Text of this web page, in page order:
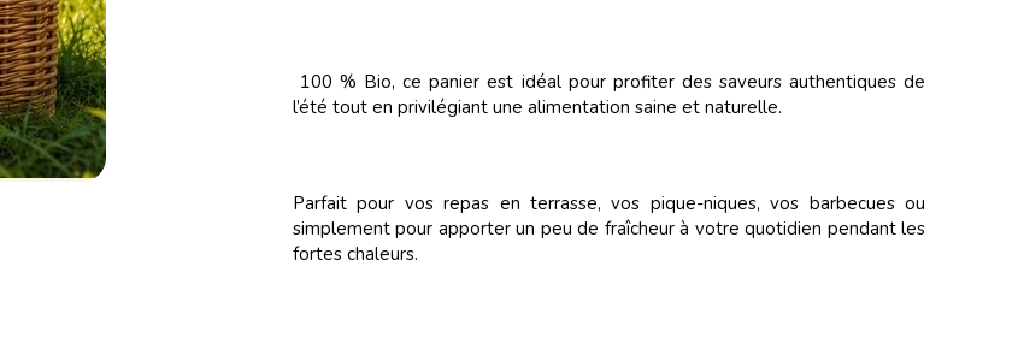
100 % Bio, ce panier est idéal pour profiter des saveurs authentiques de
l’été tout en privilégiant une alimentation saine et naturelle.
Parfait pour vos repas en terrasse, vos pique-niques, vos barbecues ou
simplement pour apporter un peu de fraîcheur à votre quotidien pendant les
fortes chaleurs.